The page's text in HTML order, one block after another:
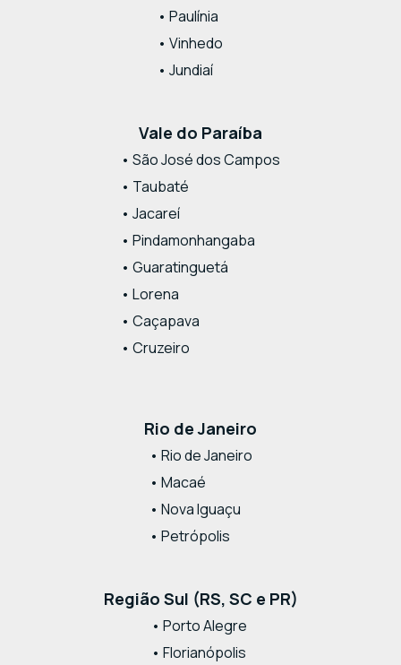
• Paulínia
• Vinhedo
• Jundiaí
Vale do Paraíba
• São José dos Campos
• Taubaté
• Jacareí
• Pindamonhangaba
• Guaratinguetá
• Lorena
• Caçapava
• Cruzeiro
Rio de Janeiro
• Rio de Janeiro
• Macaé
• Nova Iguaçu
• Petrópolis
Região Sul (RS, SC e PR)
• Porto Alegre
• Florianópolis